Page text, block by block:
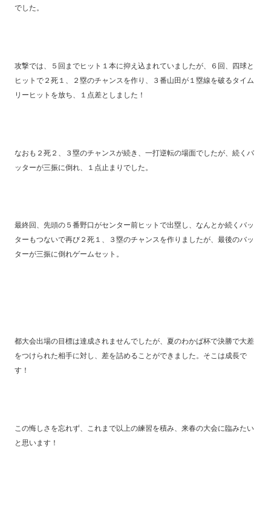
でした。
攻撃では、５回までヒット１本に抑え込まれていましたが、６回、四球と
ヒットで２死１、２塁のチャンスを作り、３番山田が１塁線を破るタイム
リーヒットを放ち、１点差としました！
なおも２死２、３塁のチャンスが続き、一打逆転の場面でしたが、続くバ
ッターが三振に倒れ、１点止まりでした。
最終回、先頭の５番野口がセンター前ヒットで出塁し、なんとか続くバッ
ターもつないで再び２死１、３塁のチャンスを作りましたが、最後のバッ
ターが三振に倒れゲームセット。
都大会出場の目標は達成されませんでしたが、夏のわかば杯で決勝で大差
をつけられた相手に対し、差を詰めることができました。そこは成長で
す！
この悔しさを忘れず、これまで以上の練習を積み、来春の大会に臨みたい
と思います！